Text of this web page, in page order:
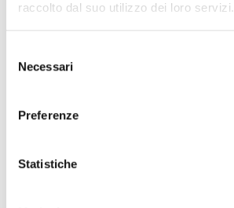
raccolto dal suo utilizzo dei loro servizi.
delNecessari
Preferenze
Statistiche